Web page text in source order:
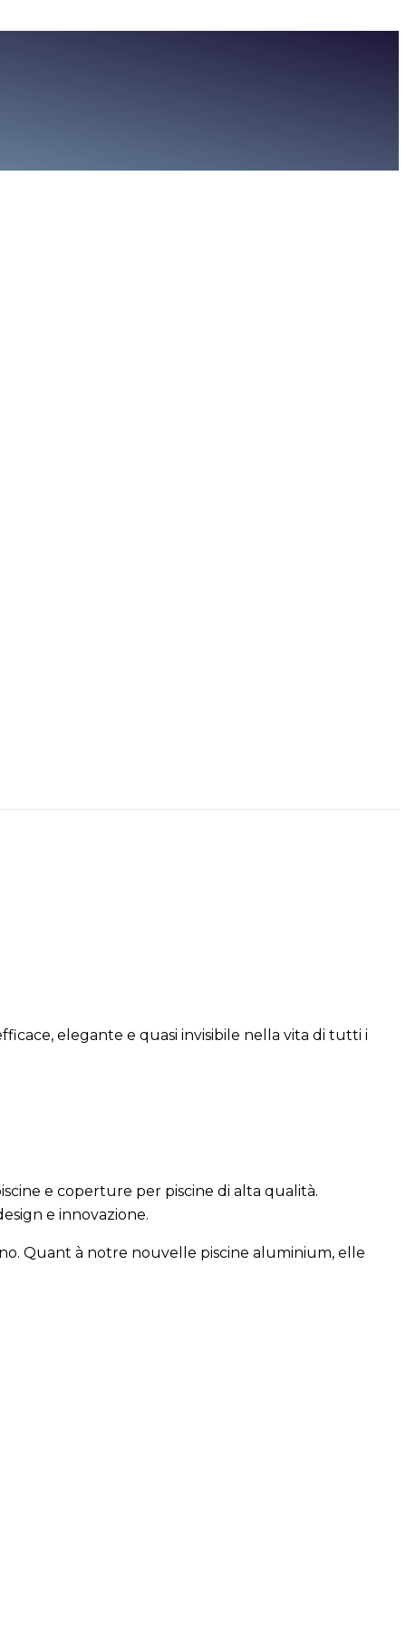
elegante e quasi invisibile nella vita di tutti i
e coperture per piscine di alta qualità.
e innovazione.
Quant à notre nouvelle piscine aluminium, elle